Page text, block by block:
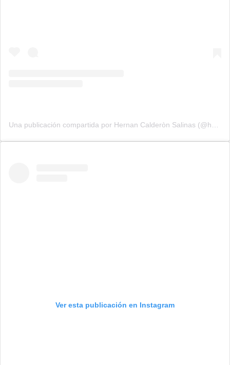
Una publicación compartida por Hernan Calderòn Salinas (@hernancalderon)
Ver esta publicación en Instagram